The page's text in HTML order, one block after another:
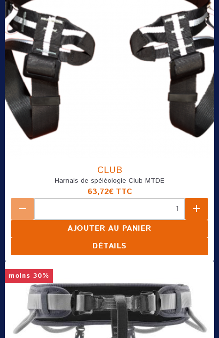
CLUB
Harnais de spéléologie Club MTDE
63,72€ TTC
AJOUTER AU PANIER
DÉTAILS
moins 30%